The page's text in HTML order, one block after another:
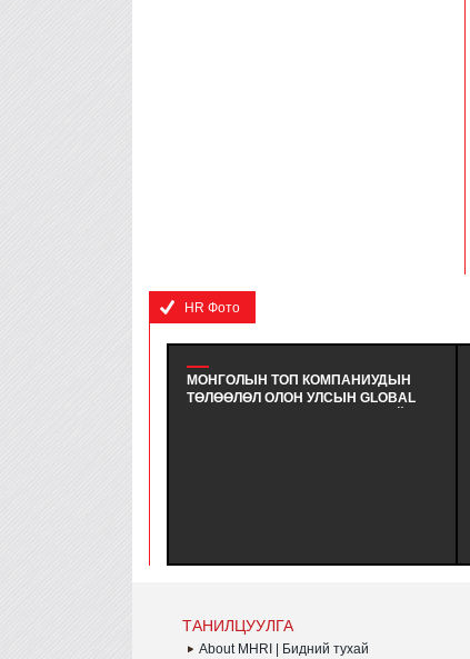
HR Фото
МОНГОЛЫН ТОП КОМПАНИУДЫН
ТӨЛӨӨЛӨЛ ОЛОН УЛСЫН GLOBAL
ТАНИЛЦУУЛГА
About MHRI | Бидний тухай